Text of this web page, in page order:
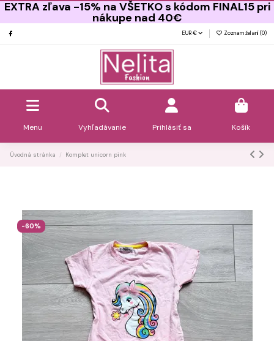
EXTRA zľava -15% na VŠETKO s kódom FINAL15 pri
nákupe nad 40€
EUR € Zoznam želaní (0)
Menu Vyhľadávanie Prihlásiť sa Košík
Úvodná stránka Komplet unicorn pink
-60%